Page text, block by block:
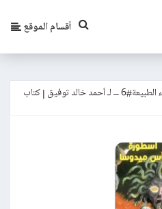
أقسام الموقع
تحميل أسطورة رأس ميدوسا – ما وراء الطبيعة#6 – لـ أحمد خالد توفيق | كتاب